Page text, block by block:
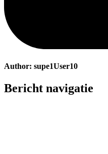
Author: supe1User10
Bericht navigatie